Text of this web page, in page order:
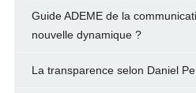
Guide ADEME de la
nouvelle dynamique ?
La transparence selon Daniel